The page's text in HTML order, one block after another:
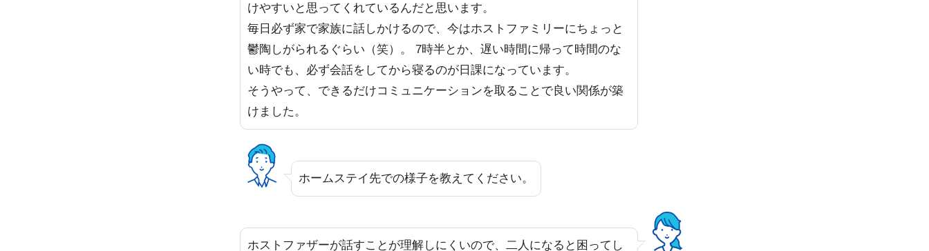
けやすいと思ってくれているんだと思います。
毎日必ず家で家族に話しかけるので、今はホストファミリーにちょっと
鬱陶しがられるぐらい（笑）。 7時半とか、遅い時間に帰って時間のな
い時でも、必ず会話をしてから寝るのが日課になっています。
そうやって、できるだけコミュニケーションを取ることで良い関係が築
けました。
ホームステイ先での様子を教えてください。
ホストファザーが話すことが理解しにくいので、二人になると困ってし